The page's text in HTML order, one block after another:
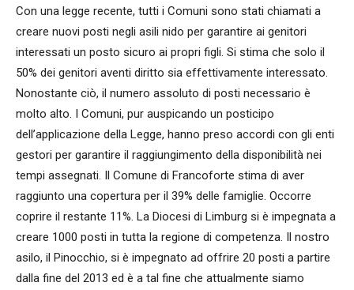
Con una legge recente, tutti i Comuni sono stati chiamati a
creare nuovi posti negli asili nido per garantire ai genitori
interessati un posto sicuro ai propri figli. Si stima che solo il
50% dei genitori aventi diritto sia effettivamente interessato.
Nonostante ciò, il numero assoluto di posti necessario è
molto alto. I Comuni, pur auspicando un posticipo
dell’applicazione della Legge, hanno preso accordi con gli enti
gestori per garantire il raggiungimento della disponibilità nei
tempi assegnati. Il Comune di Francoforte stima di aver
raggiunto una copertura per il 39% delle famiglie. Occorre
coprire il restante 11%. La Diocesi di Limburg si è impegnata a
creare 1000 posti in tutta la regione di competenza. Il nostro
asilo, il Pinocchio, si è impegnato ad offrire 20 posti a partire
dalla fine del 2013 ed è a tal fine che attualmente siamo